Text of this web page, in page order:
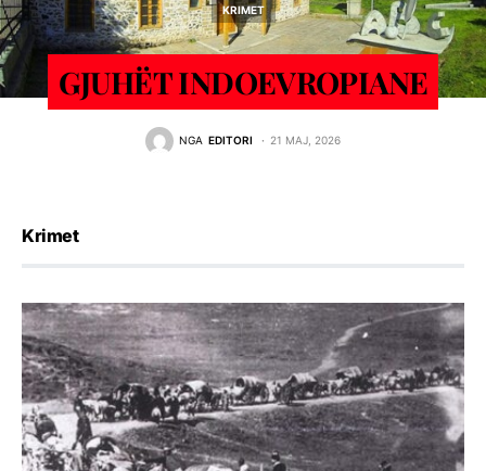
KRIMET
GJUHËT INDOEVROPIANE
NGA EDITORI 21 MAJ, 2026
Krimet